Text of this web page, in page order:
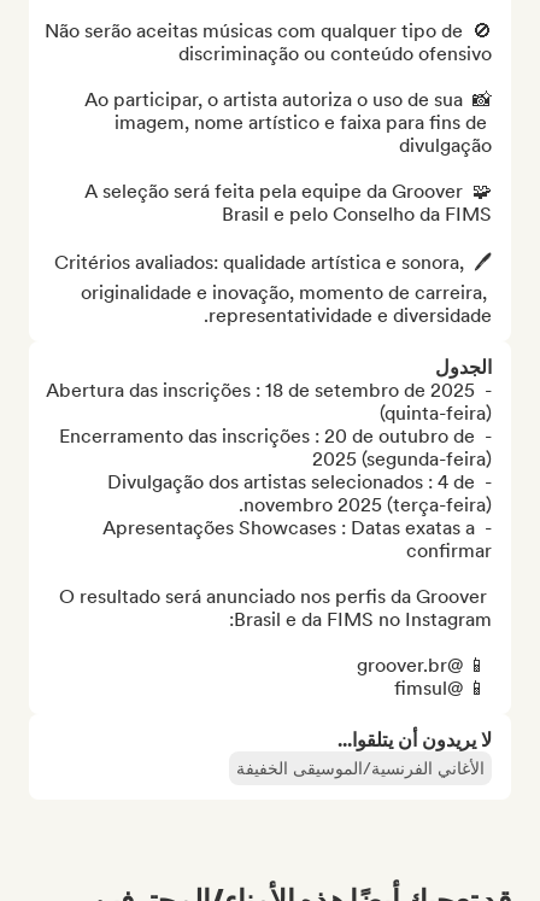
🚫 Não serão aceitas músicas com qualquer tipo de
📸 Ao participar, o artista autoriza o uso de sua
imagem, nome artístico e faixa para fins de
🧩 A seleção será feita pela equipe da Groover
🖊️ Critérios avaliados: qualidade artística e sonora,
originalidade e inovação, momento de carreira,
representatividade e diversidade.
الجدول
- Abertura das inscrições : 18 de setembro de 2025
- Encerramento das inscrições : 20 de outubro de
- Divulgação dos artistas selecionados : 4 de
- Apresentações Showcases : Datas exatas a
O resultado será anunciado nos perfis da Groover
لا يريدون أن يتلقوا...
الأغاني الفرنسية/الموسيقى الخفيفة